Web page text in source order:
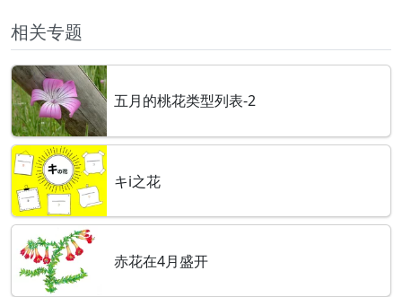
相关专题
五月的桃花类型列表-2
キi之花
赤花在4月盛开